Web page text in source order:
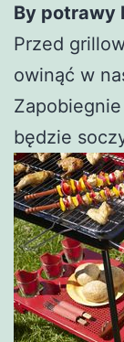
By potrawy
Przed
owinąć w
będzie